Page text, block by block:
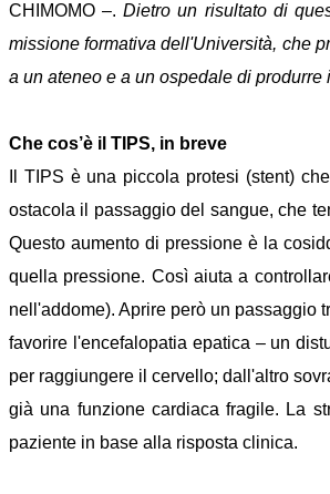
CHIMOMO –.Dietro un risultato di
missione formativa dell'Università, che
a un ateneo e a un ospedale di
Che cos’è il TIPS, in breve
Il TIPS è una piccola protesi (stent)
ostacola il passaggio del sangue, che
Questo aumento di pressione è la
quella pressione. Così aiuta a
nell'addome). Aprire però un passaggio
favorire l'encefalopatia epatica – un
per raggiungere il cervello; dall'altro
già una funzione cardiaca fragile. La
paziente in base alla risposta clinica.